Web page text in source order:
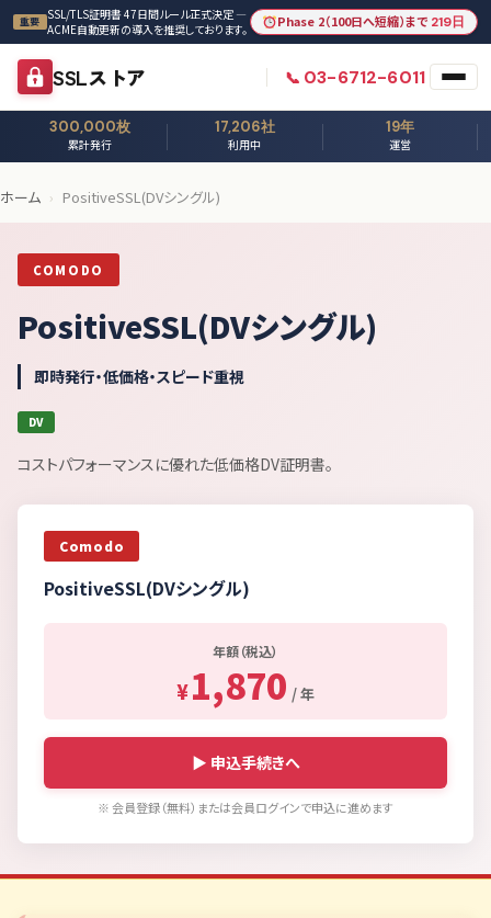
本文へスキップ
重要 SSL/TLS証明書 47日間ルール正式決定 —
ACME自動更新の導入を推奨しております。
Phase 2（100日へ短縮）まで 219日
SSLストア 03-6712-6011
300,000枚
累計発行
17,206社
利用中
19年
運営
ホーム › PositiveSSL(DVシングル)
COMODO
PositiveSSL(DVシングル)
即時発行・低価格・スピード重視
DV
コストパフォーマンスに優れた低価格DV証明書。
Comodo
PositiveSSL(DVシングル)
年額（税込）
¥1,870 / 年
▶ 申込手続きへ
※ 会員登録（無料）または会員ログインで申込に進めます